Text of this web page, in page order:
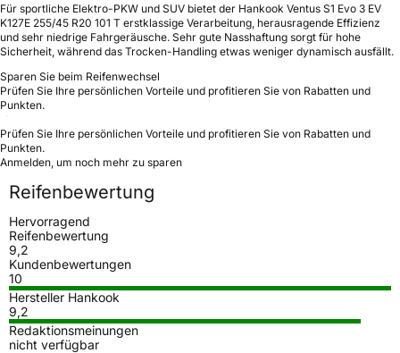
Für sportliche Elektro-PKW und SUV bietet der Hankook Ventus S1 Evo 3 EV
K127E 255/45 R20 101 T erstklassige Verarbeitung, herausragende Effizienz
und sehr niedrige Fahrgeräusche. Sehr gute Nasshaftung sorgt für hohe
Sicherheit, während das Trocken-Handling etwas weniger dynamisch ausfällt.
Sparen Sie beim Reifenwechsel
Prüfen Sie Ihre persönlichen Vorteile und profitieren Sie von Rabatten und
Punkten.
Prüfen Sie Ihre persönlichen Vorteile und profitieren Sie von Rabatten und
Punkten.
Anmelden, um noch mehr zu sparen
Reifenbewertung
Hervorragend
Reifenbewertung
9,2
Kundenbewertungen
10
Hersteller Hankook
9,2
Redaktionsmeinungen
nicht verfügbar